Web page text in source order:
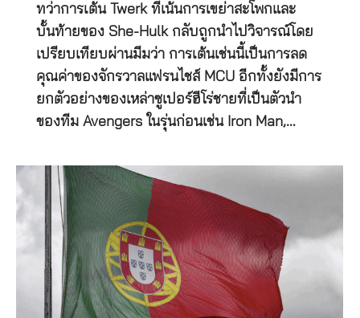
ทว่าการเต้น Twerk ที่เน้นการเขย่าสะโพกและ
บั้นท้ายของ She-Hulk กลับถูกนำไปวิจารณ์โดย
เปรียบเทียบผ่านมีมว่า การเต้นเช่นนี้เป็นการลด
คุณค่าของจักรวาลแฟรนไชส์ MCU อีกทั้งยังมีการ
ยกตัวอย่างของเหล่าซูเปอร์ฮีโร่ชายที่เป็นตัวนำ
ของทีม Avengers ในรุ่นก่อนเช่น Iron Man,…